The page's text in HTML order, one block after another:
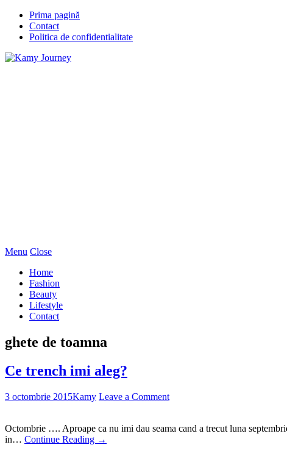
Prima pagină
Contact
Politica de confidentialitate
Menu Close
Home
Fashion
Beauty
Lifestyle
Contact
ghete de toamna
Ce trench imi aleg?
3 octombrie 2015Kamy Leave a Comment
Octombrie …. Aproape ca nu imi dau seama cand a trecut luna
in… Continue Reading →